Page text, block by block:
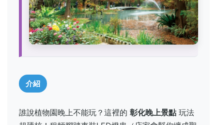
介紹
誰說植物園晚上不能玩？這裡的 彰化晚上景點 玩法